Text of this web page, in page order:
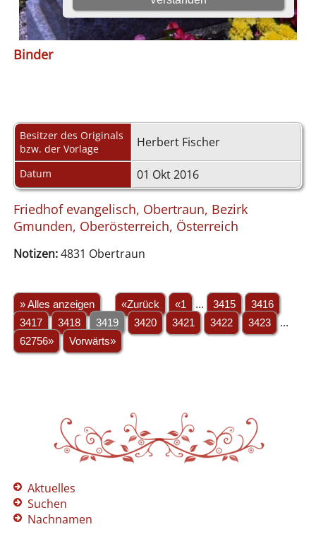
Binder
Besitzer des Originals
bzw. der Vorlage
Herbert Fischer
Datum 01 Okt 2016
Friedhof evangelisch, Obertraun, Bezirk
Gmunden, Oberösterreich, Österreich
Notizen:4831 Obertraun
» Alles anzeigen «Zurück «1 ... 3415
3416
3417
3418 3419 3420 3421 3422 3423
...
62756»
Vorwärts»
Aktuelles
Suchen
Nachnamen